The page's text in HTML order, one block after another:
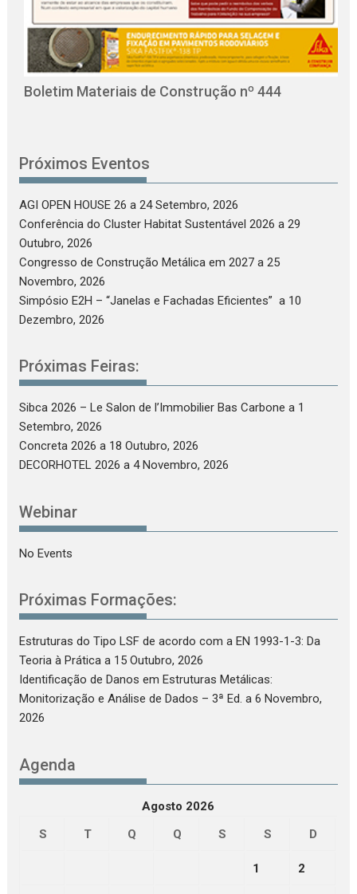
Boletim Materiais de Construção nº 444
Próximos Eventos
AGI OPEN HOUSE 26 a 24 Setembro, 2026
Conferência do Cluster Habitat Sustentável 2026 a 29
Outubro, 2026
Congresso de Construção Metálica em 2027 a 25
Novembro, 2026
Simpósio E2H – “Janelas e Fachadas Eficientes” a 10
Dezembro, 2026
Próximas Feiras:
Sibca 2026 – Le Salon de l’Immobilier Bas Carbone a 1
Setembro, 2026
Concreta 2026 a 18 Outubro, 2026
DECORHOTEL 2026 a 4 Novembro, 2026
Webinar
No Events
Próximas Formações:
Estruturas do Tipo LSF de acordo com a EN 1993-1-3: Da
Teoria à Prática a 15 Outubro, 2026
Identificação de Danos em Estruturas Metálicas:
Monitorização e Análise de Dados – 3ª Ed. a 6 Novembro,
2026
Agenda
Agosto 2026
S
T Q Q S S D
1 2